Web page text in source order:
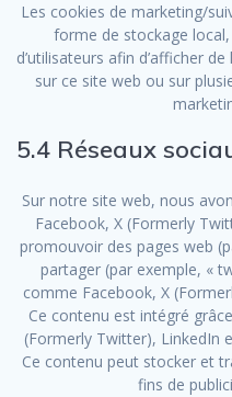
Les cookies de marketing/
forme de stockage
d’utilisateurs afin d’afficher
sur ce site web ou sur
5.4 Réseaux
Sur notre site web, nous
Facebook, X (Formerly
promouvoir des pages web
partager (par exemple, «
comme Facebook, X
Ce contenu est intégré
(Formerly Twitter), LinkedIn
Ce contenu peut stocker et
fins de